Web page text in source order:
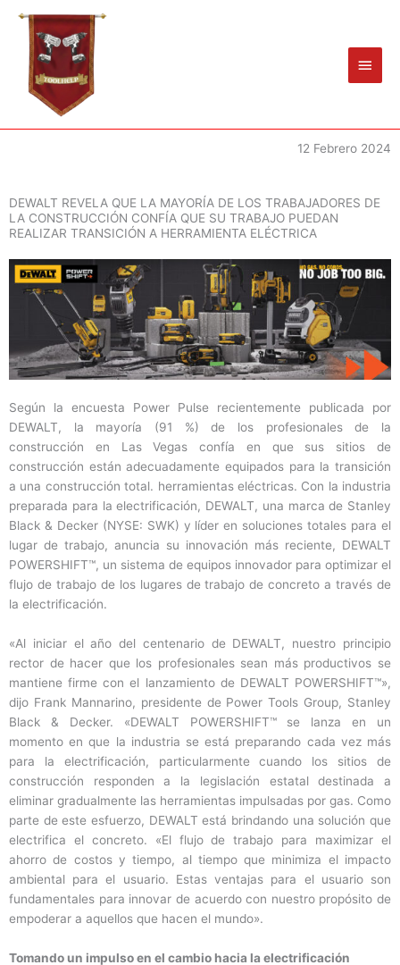
contenido
12 Febrero 2024
DEWALT REVELA QUE LA MAYORÍA DE LOS TRABAJADORES DE
LA CONSTRUCCIÓN CONFÍA QUE SU TRABAJO PUEDAN
REALIZAR TRANSICIÓN A HERRAMIENTA ELÉCTRICA
Según la encuesta Power Pulse recientemente publicada por
DEWALT, la mayoría (91 %) de los profesionales de la
construcción en Las Vegas confía en que sus sitios de
construcción están adecuadamente equipados para la transición
a una construcción total. herramientas eléctricas. Con la industria
preparada para la electrificación, DEWALT, una marca de Stanley
Black & Decker (NYSE: SWK) y líder en soluciones totales para el
lugar de trabajo, anuncia su innovación más reciente, DEWALT
POWERSHIFT™, un sistema de equipos innovador para optimizar el
flujo de trabajo de los lugares de trabajo de concreto a través de
la electrificación.
«Al iniciar el año del centenario de DEWALT, nuestro principio
rector de hacer que los profesionales sean más productivos se
mantiene firme con el lanzamiento de DEWALT POWERSHIFT™»,
dijo Frank Mannarino, presidente de Power Tools Group, Stanley
Black & Decker. «DEWALT POWERSHIFT™ se lanza en un
momento en que la industria se está preparando cada vez más
para la electrificación, particularmente cuando los sitios de
construcción responden a la legislación estatal destinada a
eliminar gradualmente las herramientas impulsadas por gas. Como
parte de este esfuerzo, DEWALT está brindando una solución que
electrifica el concreto. «El flujo de trabajo para maximizar el
ahorro de costos y tiempo, al tiempo que minimiza el impacto
ambiental para el usuario. Estas ventajas para el usuario son
fundamentales para innovar de acuerdo con nuestro propósito de
empoderar a aquellos que hacen el mundo».
Tomando un impulso en el cambio hacia la electrificación